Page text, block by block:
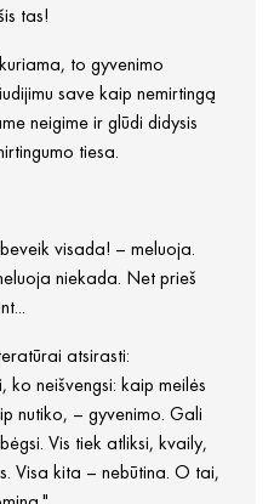
tas!
to gyvenimo
save kaip nemirtingą
neigime ir glūdi didysis
tiesa.
visada! – meluoja.
niekada. Net prieš
atsirasti:
ko neišvengsi: kaip meilės
nutiko, – gyvenimo. Gali
Vis tiek atliksi, kvaily,
Visa kita – nebūtina. O tai,